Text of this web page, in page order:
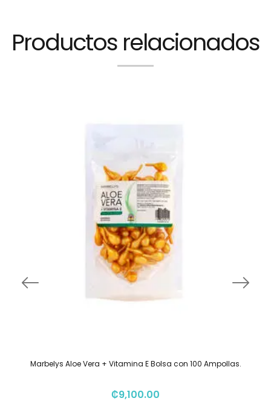
Productos relacionados
Marbelys Aloe Vera + Vitamina E Bolsa con 100 Ampollas.
₡9,100.00